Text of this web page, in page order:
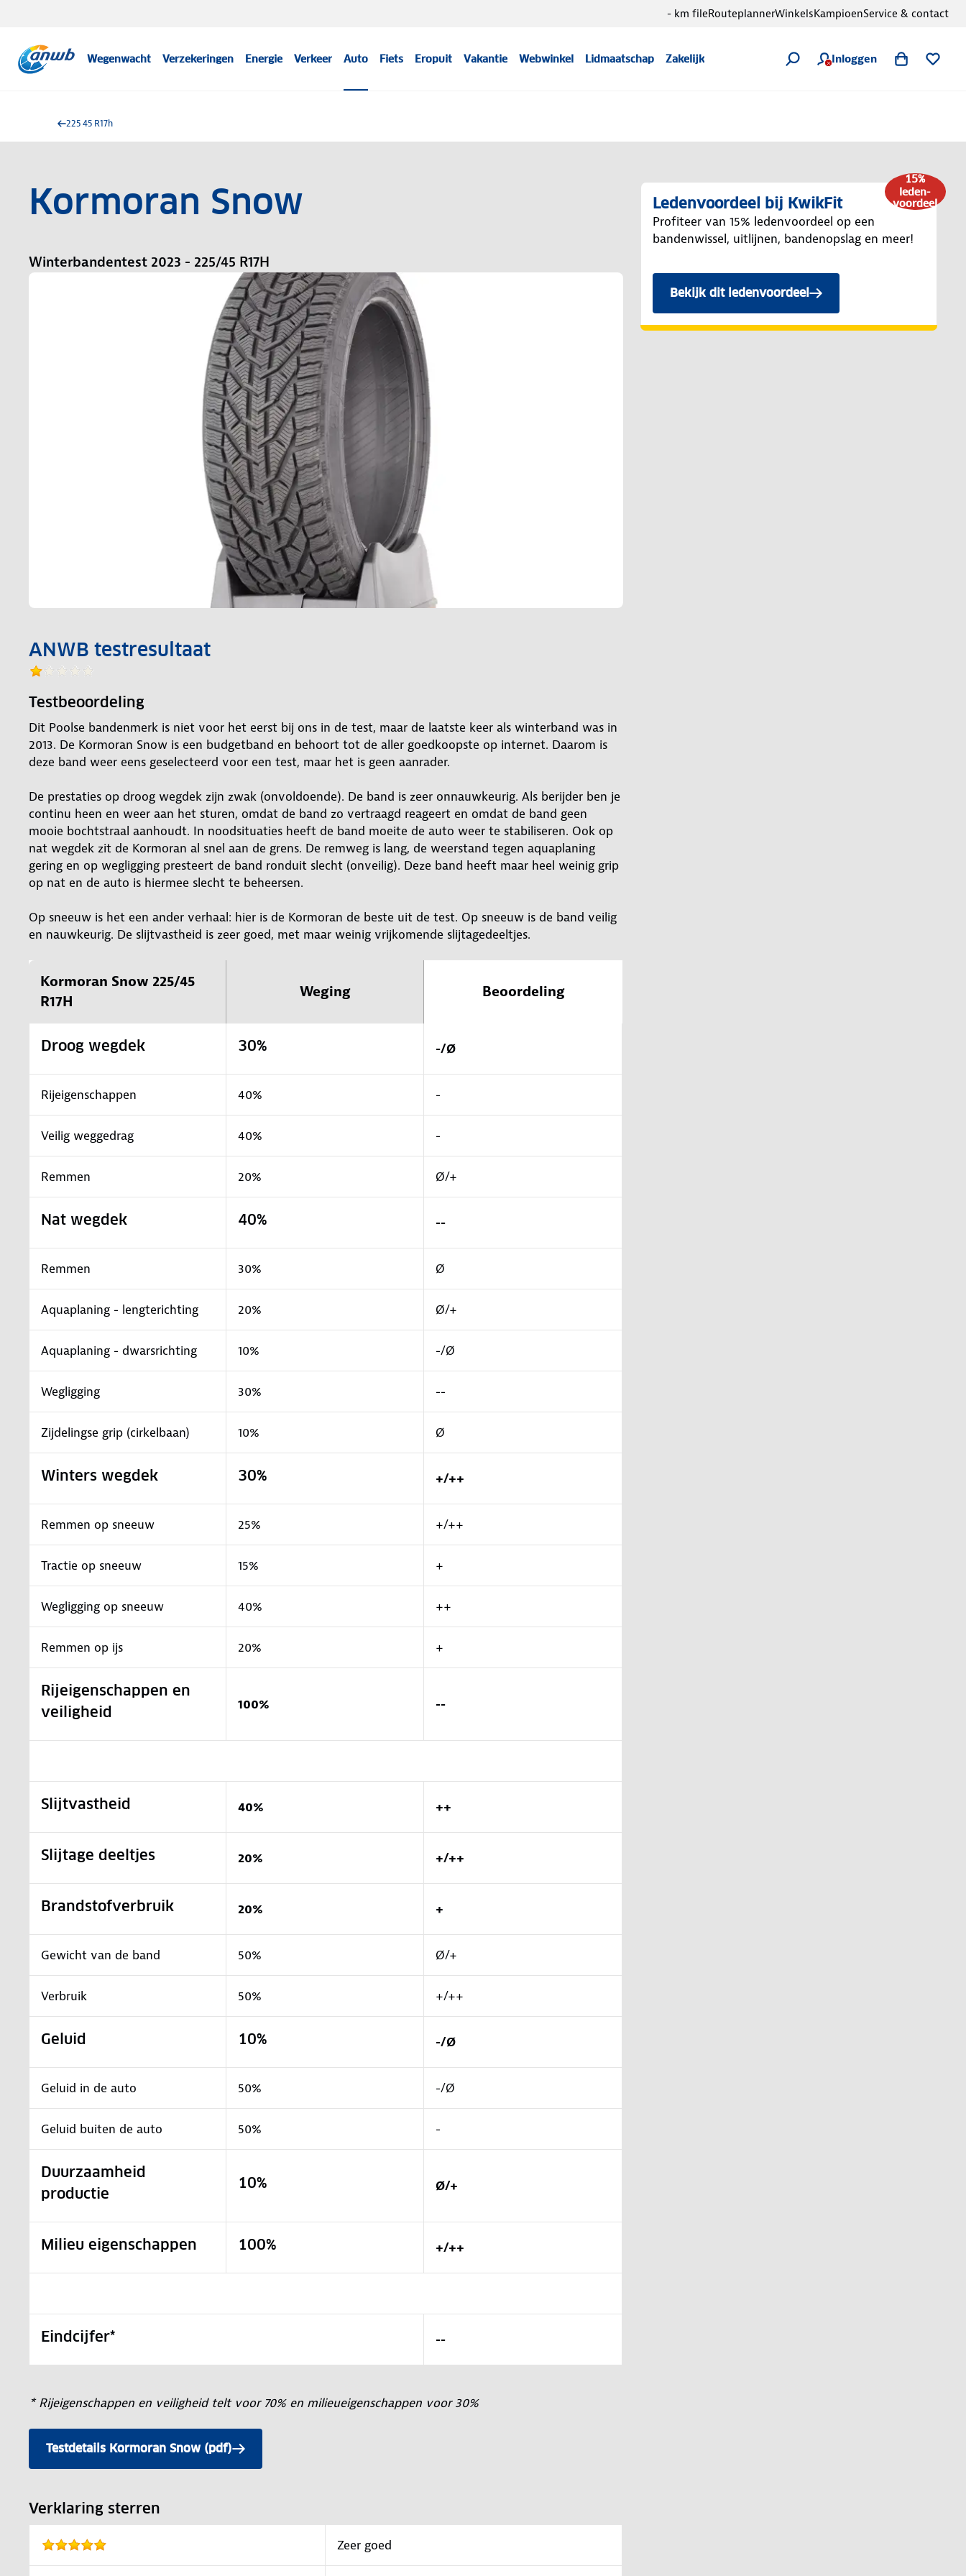
Wegenwacht Verzekeringen Energie Verkeer Auto Fiets Eropuit Vakantie Webwinkel Lidmaatschap Zakelijk Inloggen
- km fileRouteplannerWinkelsKampioenService & contact
225 45 R17h
Kormoran Snow
Winterbandentest 2023 - 225/45 R17H
ANWB testresultaat
Testbeoordeling
Dit Poolse bandenmerk is niet voor het eerst bij ons in de test, maar de laatste keer als winterband was in
2013. De Kormoran Snow is een budgetband en behoort tot de aller goedkoopste op internet. Daarom is
deze band weer eens geselecteerd voor een test, maar het is geen aanrader.
De prestaties op droog wegdek zijn zwak (onvoldoende). De band is zeer onnauwkeurig. Als berijder ben je
continu heen en weer aan het sturen, omdat de band zo vertraagd reageert en omdat de band geen
mooie bochtstraal aanhoudt. In noodsituaties heeft de band moeite de auto weer te stabiliseren. Ook op
nat wegdek zit de Kormoran al snel aan de grens. De remweg is lang, de weerstand tegen aquaplaning
gering en op wegligging presteert de band ronduit slecht (onveilig). Deze band heeft maar heel weinig grip
op nat en de auto is hiermee slecht te beheersen.
Op sneeuw is het een ander verhaal: hier is de Kormoran de beste uit de test. Op sneeuw is de band veilig
en nauwkeurig. De slijtvastheid is zeer goed, met maar weinig vrijkomende slijtagedeeltjes.
Kormoran Snow 225/45
R17H
Weging Beoordeling
Droog wegdek 30% -/Ø
Rijeigenschappen 40% -
Veilig weggedrag 40% -
Remmen 20% Ø/+
Nat wegdek 40% --
Remmen 30% Ø
Aquaplaning - lengterichting 20% Ø/+
Aquaplaning - dwarsrichting 10% -/Ø
Wegligging 30% --
Zijdelingse grip (cirkelbaan) 10% Ø
Winters wegdek 30% +/++
Remmen op sneeuw 25% +/++
Tractie op sneeuw 15% +
Wegligging op sneeuw 40% ++
Remmen op ijs 20% +
Rijeigenschappen en
veiligheid
100% --
Slijtvastheid 40% ++
Slijtage deeltjes 20% +/++
Brandstofverbruik 20% +
Gewicht van de band 50% Ø/+
Verbruik 50% +/++
Geluid 10% -/Ø
Geluid in de auto 50% -/Ø
Geluid buiten de auto 50% -
Duurzaamheid
productie
10% Ø/+
Milieu eigenschappen 100% +/++
Eindcijfer* --
* Rijeigenschappen en veiligheid telt voor 70% en milieueigenschappen voor 30%
Testdetails Kormoran Snow (pdf)
Verklaring sterren
Zeer goed
15%
leden-
voordeel
Ledenvoordeel bij KwikFit
Profiteer van 15% ledenvoordeel op een
bandenwissel, uitlijnen, bandenopslag en meer!
Bekijk dit ledenvoordeel